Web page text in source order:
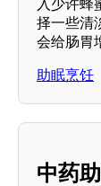
入少许蜂
择一些清
会给肠胃
助眠烹饪
中药